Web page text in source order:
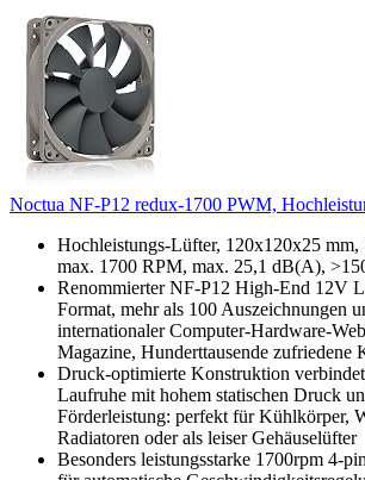
Noctua NF-P12 redux-1700 PWM,
Hochleistungs-Lüfter, 120x120x25
max. 1700 RPM, max. 25,1 dB(A),
Renommierter NF-P12 High-End 12V
Format, mehr als 100 Auszeichnungen
internationaler Computer-Hardware-
Magazine, Hunderttausende zufriedene
Druck-optimierte Konstruktion
Laufruhe mit hohem statischen Druck
Förderleistung: perfekt für Kühlkörper,
Radiatoren oder als leiser Gehäuselüfter
Besonders leistungsstarke 1700rpm 4-